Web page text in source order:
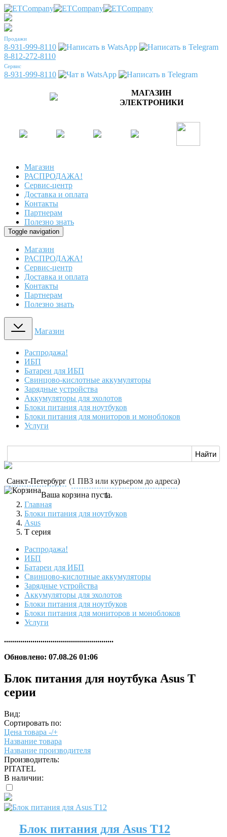
Продажи
8-931-999-8110
8-812-272-8110
Сервис
8-931-999-8110
МАГАЗИН
ЭЛЕКТРОНИКИ
Магазин
РАСПРОДАЖА!
Сервис-центр
Доставка и оплата
Контакты
Партнерам
Полезно знать
Toggle navigation
Магазин
РАСПРОДАЖА!
Сервис-центр
Доставка и оплата
Контакты
Партнерам
Полезно знать
Магазин
Распродажа!
ИБП
Батареи для ИБП
Свинцово-кислотные аккумуляторы
Зарядные устройства
Аккумуляторы для эхолотов
Блоки питания для ноутбуков
Блоки питания для мониторов и моноблоков
Услуги
Санкт-Петербург (1 ПВЗ или курьером до адреса)
Ваша корзина пуста.
Главная
Блоки питания для ноутбуков
Asus
T серия
Распродажа!
ИБП
Батареи для ИБП
Свинцово-кислотные аккумуляторы
Зарядные устройства
Аккумуляторы для эхолотов
Блоки питания для ноутбуков
Блоки питания для мониторов и моноблоков
Услуги
......................................................
Обновлено: 07.08.26 01:06
Блок питания для ноутбука Asus T
серии
Вид:
Сортировать по:
Цена товара -/+
Название товара
Название производителя
Производитель:
PITATEL
В наличии:
Блок питания для Asus T12